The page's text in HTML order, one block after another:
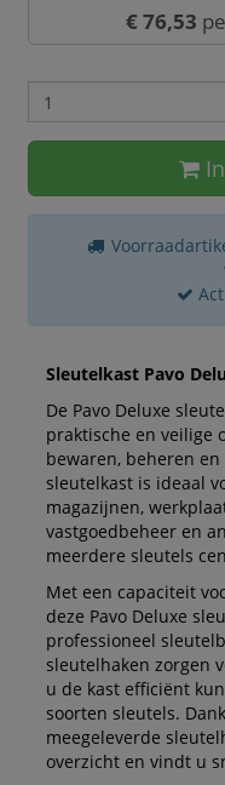
€ 76,53
Sleutelkast Pavo
De Pavo Deluxe
praktische en veilige
bewaren, beheren
sleutelkast is ideaal
magazijnen,
vastgoedbeheer en
meerdere sleutels
Met een capaciteit
deze Pavo Deluxe
professioneel
sleutelhaken zorgen
u de kast efficiënt
soorten sleutels.
meegeleverde
overzicht en vindt u